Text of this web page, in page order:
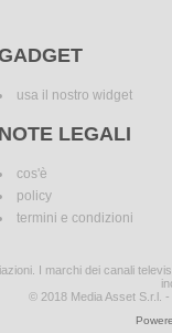
usa il nostro widget
NOTE LEGALI
cos'è
policy
termini e condizioni
I marchi dei canali
© 2018 Media Asset S.r.l.